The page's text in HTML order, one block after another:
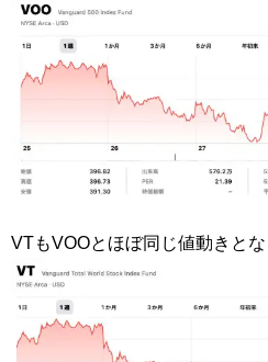
VTもVOOとほぼ同じ値動きとな